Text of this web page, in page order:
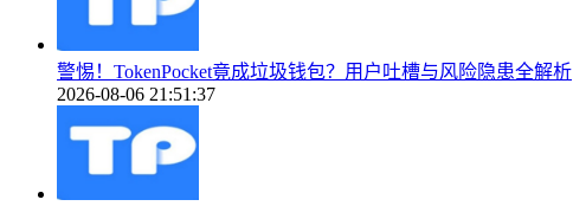
警惕！TokenPocket竟成垃圾钱包？用户吐槽与风险隐患全解析
2026-08-06 21:51:37